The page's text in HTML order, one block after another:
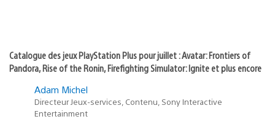
Catalogue des jeux PlayStation Plus pour juillet : Avatar: Frontiers of
Pandora, Rise of the Ronin, Firefighting Simulator: Ignite et plus encore
Adam Michel
Directeur Jeux-services, Contenu, Sony Interactive
Entertainment